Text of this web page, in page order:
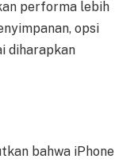
performa lebih
opsi
diharapkan
bahwa iPhone